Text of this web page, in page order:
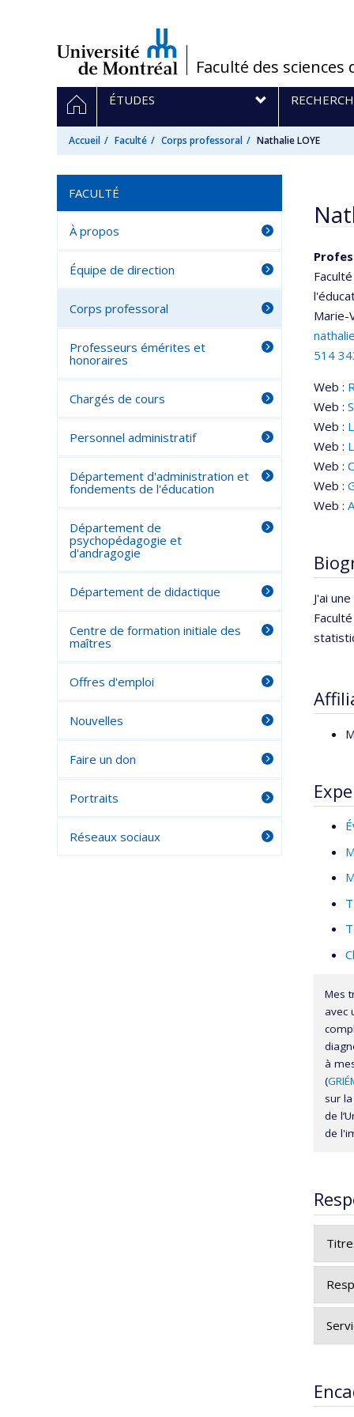
/Faculté des sciences
Navigation
principale
ACCUEIL
ÉTUDES
Accueil Faculté Corps professoral Nathalie LOYE
Marie-
514
Web :
Web :
Web :
Web :
Web :
Web :
Web :
J'ai
Mes
avec
à
(
sur
de
de
FACULTÉ
À propos
Équipe de direction
Corps professoral
Professeurs émérites et
honoraires
Chargés de cours
Personnel administratif
Département d'administration et
fondements de l'éducation
Département de
psychopédagogie et
d'andragogie
Département de didactique
Centre de formation initiale des
maîtres
Offres d'emploi
Nouvelles
Faire un don
Portraits
Réseaux sociaux